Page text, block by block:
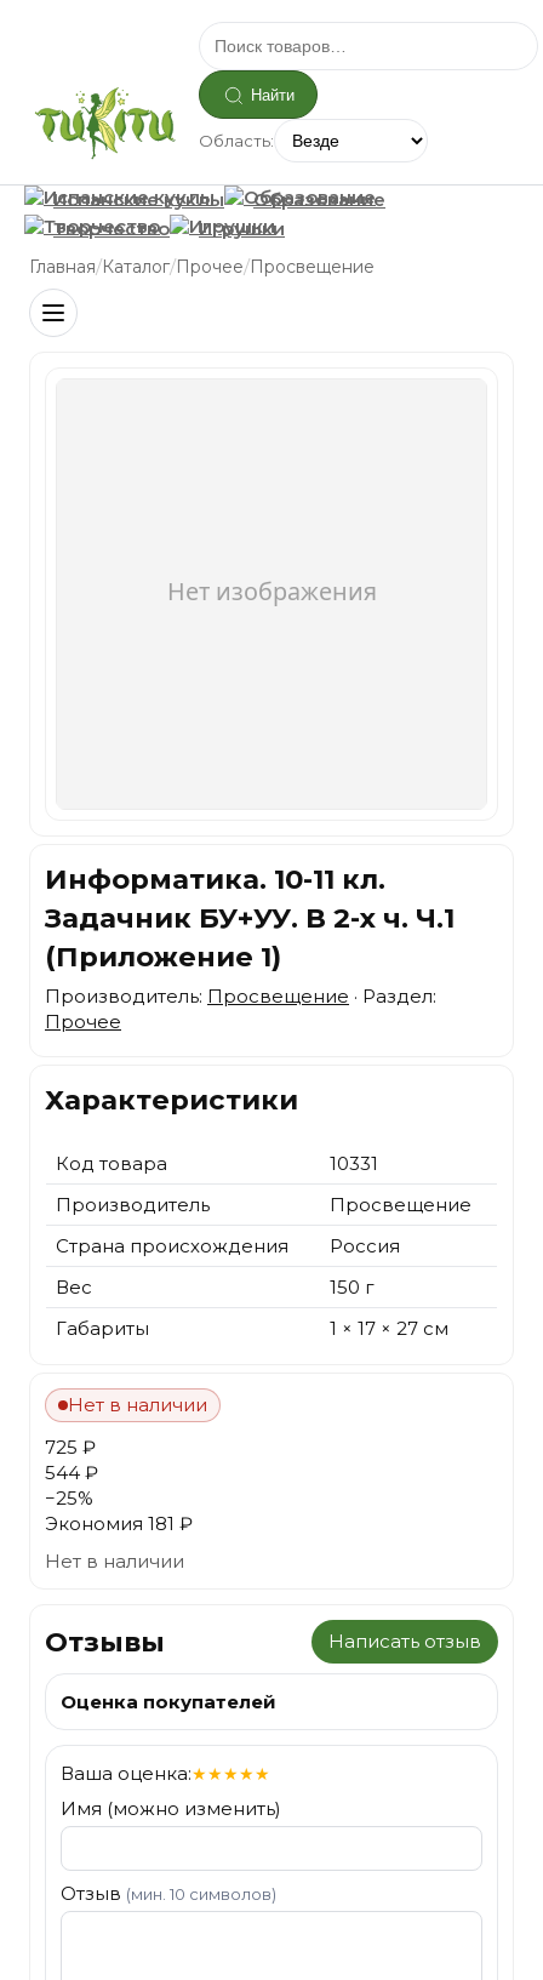
Найти
Область:
Испанские куклы
Образование
Творчество
Игрушки
Главная/Каталог/Прочее/Просвещение
Информатика. 10-11 кл.
Задачник БУ+УУ. В 2-х ч. Ч.1
(Приложение 1)
Производитель: Просвещение · Раздел:
Прочее
Характеристики
Код товара
10331
Производитель
Просвещение
Страна происхождения
Россия
Вес
150 г
Габариты
1 × 17 × 27 см
Нет в наличии
725 ₽
544 ₽
−25%
Экономия 181 ₽
Нет в наличии
Отзывы Написать отзыв
Оценка покупателей
Ваша оценка:★★★★★
Имя (можно изменить)
Отзыв (мин. 10 символов)